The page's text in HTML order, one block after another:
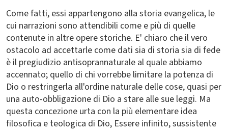
Come fatti, essi appartengono alla storia evangelica, le
cui narrazioni sono attendibili come e più di quelle
contenute in altre opere storiche. E' chiaro che il vero
ostacolo ad accettarle come dati sia di storia sia di fede
è il pregiudizio antisoprannaturale al quale abbiamo
accennato; quello di chi vorrebbe limitare la potenza di
Dio o restringerla all'ordine naturale delle cose, quasi per
una auto-obbligazione di Dio a stare alle sue leggi. Ma
questa concezione urta con la più elementare idea
filosofica e teologica di Dio, Essere infinito, sussistente